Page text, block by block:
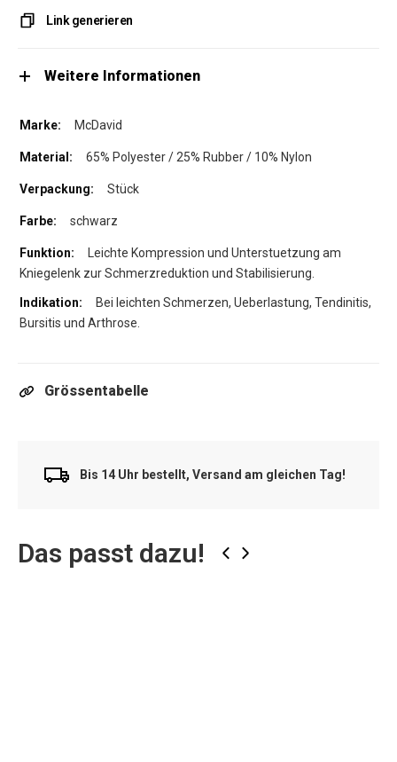
Link generieren
Weitere Informationen
McDavid
65% Polyester / 25% Rubber / 10% Nylon
Stück
schwarz
Leichte Kompression und Unterstuetzung am
Kniegelenk zur Schmerzreduktion und Stabilisierung.
Bei leichten Schmerzen, Ueberlastung, Tendinitis,
Bursitis und Arthrose.
Grössentabelle
Bis 14 Uhr bestellt, Versand am gleichen Tag!
Das passt dazu! ‹ ›